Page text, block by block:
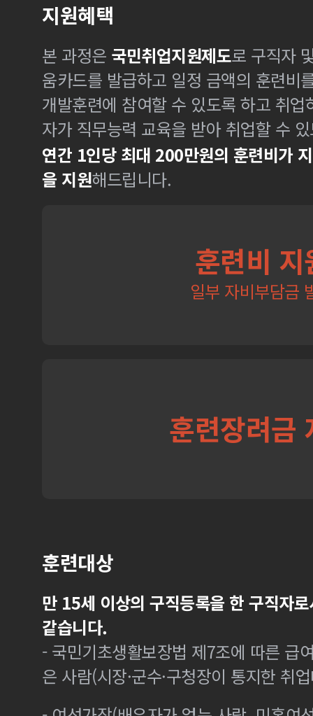
지원혜택
본 과정은 국민취업지원제도로 구직자
움카드를 발급하고 일정 금액의 훈련비
개발훈련에 참여할 수 있도록 하고 취
자가 직무능력 교육을 받아 취업할 수
연간 1인당 최대 200만원의 훈련비가
을 지원해드립니다.
훈련비 지
일부 자비부담금
훈련장려금
훈련대상
만 15세 이상의 구직등록을 한 구직자
같습니다.
- 국민기초생활보장법 제7조에 따른 급
은 사람(시장·군수·구청장이 통지한 취